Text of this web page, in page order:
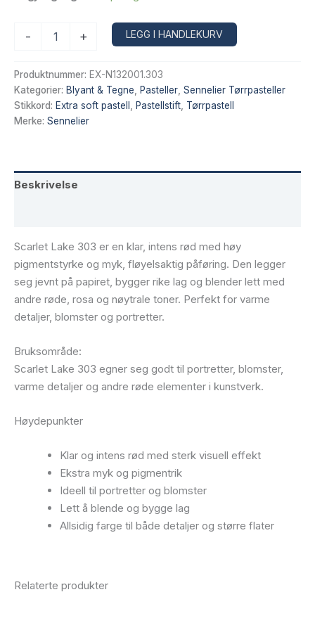
-
tørrpastell
–
Scarlet
Lake
303
+ LEGG I HANDLEKURV
Produktnummer: EX-N132001.303
Kategorier: Blyant & Tegne Pasteller Sennelier Tørrpasteller
Stikkord: Extra soft pastell Pastellstift Tørrpastell
Merke: Sennelier
Beskrivelse
Scarlet Lake 303 er en klar, intens rød med høy
pigmentstyrke og myk, fløyelsaktig påføring. Den legger
seg jevnt på papiret, bygger rike lag og blender lett med
andre røde, rosa og nøytrale toner. Perfekt for varme
detaljer, blomster og portretter.
Bruksområde:
Scarlet Lake 303 egner seg godt til portretter, blomster,
varme detaljer og andre røde elementer i kunstverk.
Høydepunkter
Klar og intens rød med sterk visuell effekt
Ekstra myk og pigmentrik
Ideell til portretter og blomster
Lett å blende og bygge lag
Allsidig farge til både detaljer og større flater
Relaterte produkter